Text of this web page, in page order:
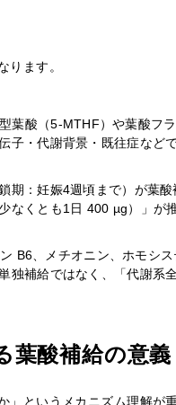
ります。
葉酸（5-MTHF）や葉酸フ
子・代謝背景・既往症など
期：妊娠4週頃まで）が葉
なくとも1日 400 µg）」が
B6、メチオニン、ホモシ
独補給ではなく、「代謝系
葉酸補給の意義
」というメカニズム理解が